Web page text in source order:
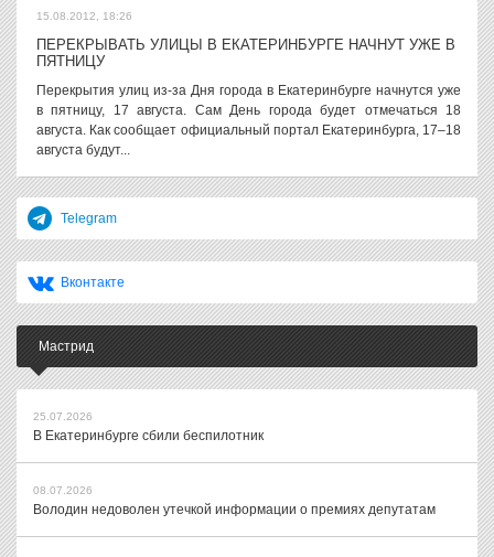
15.08.2012, 18:26
ПЕРЕКРЫВАТЬ УЛИЦЫ В ЕКАТЕРИНБУРГЕ НАЧНУТ УЖЕ В
ПЯТНИЦУ
Перекрытия улиц из-за Дня города в Екатеринбурге начнутся уже
в пятницу, 17 августа. Сам День города будет отмечаться 18
августа. Как сообщает официальный портал Екатеринбурга, 17–18
августа будут...
Telegram
Вконтакте
Мастрид
25.07.2026
В Екатеринбурге сбили беспилотник
08.07.2026
Володин недоволен утечкой информации о премиях депутатам